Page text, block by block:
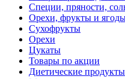
Специи, пряности,
Орехи, фрукты и
Сухофрукты
Орехи
Цукаты
Товары по акции
Диетические продукты